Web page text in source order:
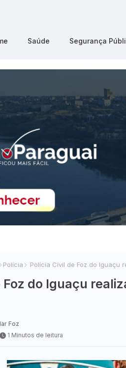
Saúde Segurança
Polícia Polícia Civil de Foz do Iguaçu
Foz do Iguaçu
Foz
1 Minutos de leitura